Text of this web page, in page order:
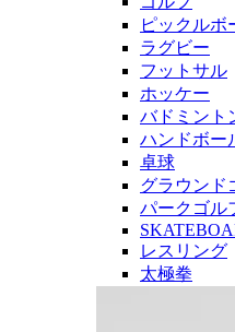
ピックルボ
ラグビー
フットサル
ホッケー
バドミント
ハンドボー
卓球
グラウンド
パークゴル
レスリング
太極拳